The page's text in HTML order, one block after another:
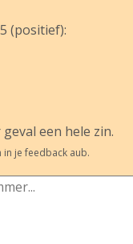
(positief):
een hele zin.
in je feedback aub.